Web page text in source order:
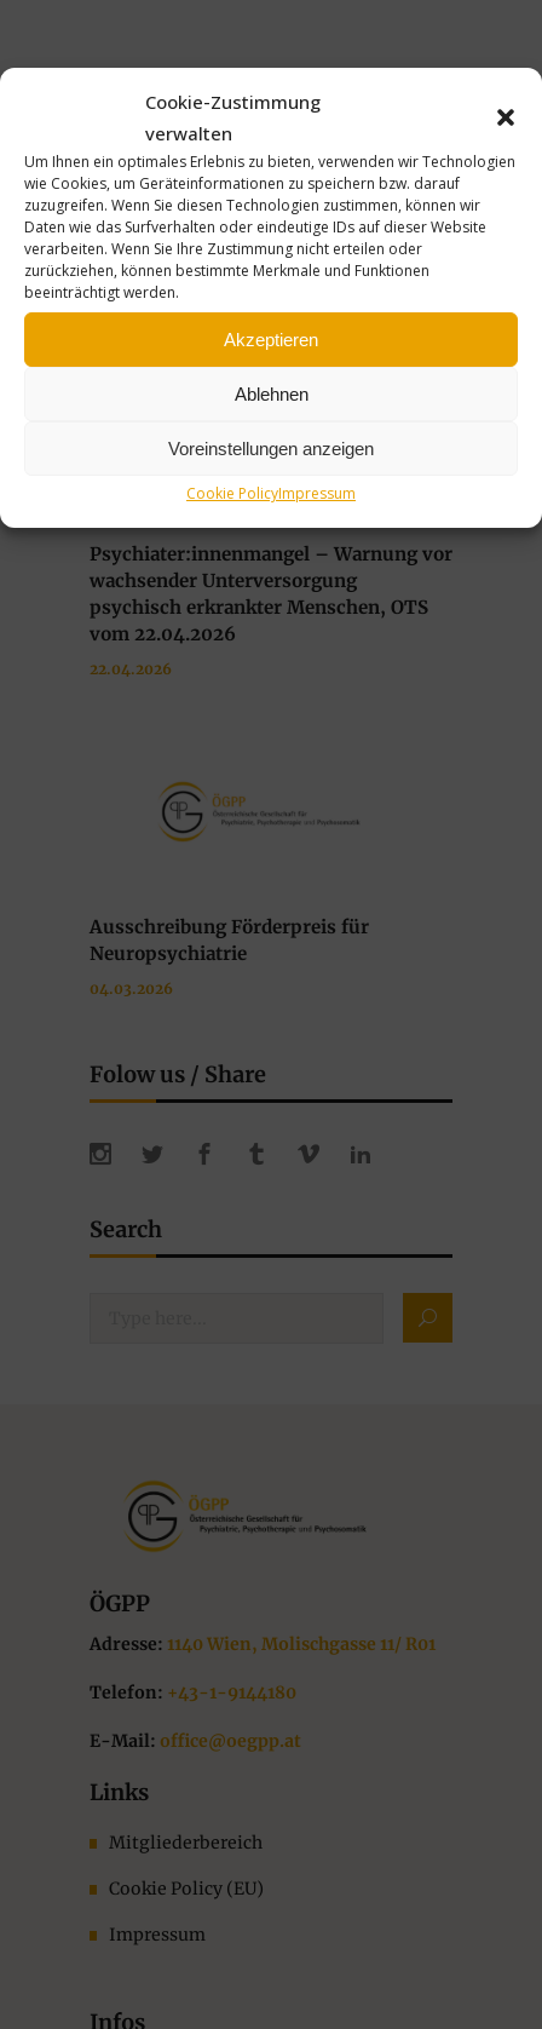
Cookie-Zustimmung
verwalten
Um Ihnen ein optimales Erlebnis zu bieten, verwenden wir Technologien
wie Cookies, um Geräteinformationen zu speichern bzw. darauf
zuzugreifen. Wenn Sie diesen Technologien zustimmen, können wir
Daten wie das Surfverhalten oder eindeutige IDs auf dieser Website
verarbeiten. Wenn Sie Ihre Zustimmung nicht erteilen oder
zurückziehen, können bestimmte Merkmale und Funktionen
beeinträchtigt werden.
Akzeptieren
Ablehnen
Voreinstellungen anzeigen
Cookie PolicyImpressum
Wohnungslosigkeit erhöht Suizidrisiko
bei Frauen massiv, OTS vom 27.05.2026
27.05.2026
Psychiater:innenmangel – Warnung vor
wachsender Unterversorgung
psychisch erkrankter Menschen, OTS
vom 22.04.2026
22.04.2026
Ausschreibung Förderpreis für
Neuropsychiatrie
04.03.2026
Folow us / Share
Search
ÖGPP
Adresse: 1140 Wien, Molischgasse 11/ R01
Telefon: +43-1-9144180
E-Mail: office@oegpp.at
Links
Mitgliederbereich
Cookie Policy (EU)
Impressum
Infos